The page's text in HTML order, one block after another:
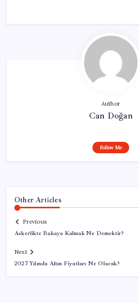
Author
Can Doğan
Follow Me
Other Articles
Previous
Askerlikte Bakaya Kalmak Ne Demektir?
Next
2027 Yılında Altın Fiyatları Ne Olacak?